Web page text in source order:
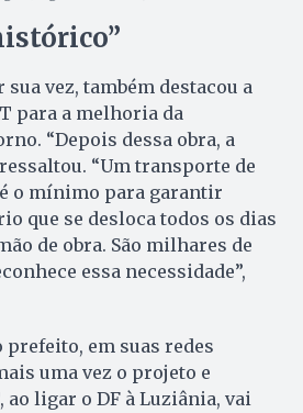
vez, também destacou a
para a melhoria da
“Depois dessa obra, a
“Um transporte de
o mínimo para garantir
que se desloca todos os dias
de obra. São milhares de
essa necessidade”,
prefeito, em suas redes
uma vez o projeto e
ao ligar o DF à Luziânia, vai